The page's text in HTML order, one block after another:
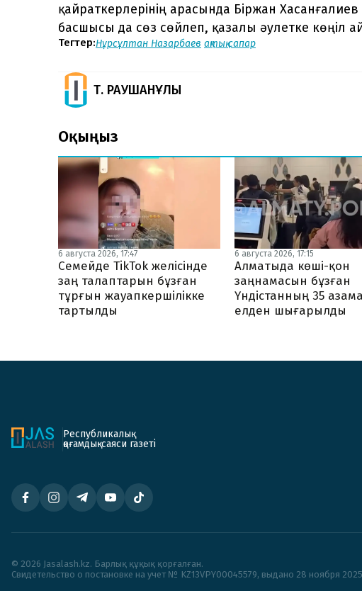
қайраткерлерінің арасында Біржан
басшысы да сөз сөйлеп, қазалы әулетке көңіл
Тегтер:Нұрсұлтан Назарбаев ақтық сапар
Т. РАУШАНҰЛЫ
Оқыңыз
6 августа 2026, 17:47
Семейде TikTok желісінде
заң талаптарын бұзған
тұрғын жауапкершілікке
тартылды
6 августа 2026, 17:15
Алматыда көші-қон
заңнамасын бұзған
Үндістанның 35
елден шығарылды
Республикалық
қоғамдық-саяси газеті
© 2026 Jasalash.kz. Барлық құқық қорғалған.
Cвидетельство о постановке на учет № KZ13VPY00045579, выдано 28 ноября